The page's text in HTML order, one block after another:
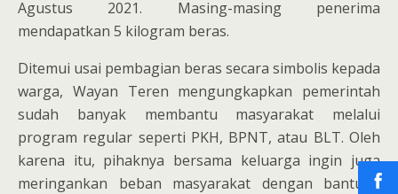
Agustus 2021. Masing-masing penerima
mendapatkan 5 kilogram beras.
Ditemui usai pembagian beras secara simbolis kepada
warga, Wayan Teren mengungkapkan pemerintah
sudah banyak membantu masyarakat melalui
program regular seperti PKH, BPNT, atau BLT. Oleh
karena itu, pihaknya bersama keluarga ingin juga
meringankan beban masyarakat dengan bantuan